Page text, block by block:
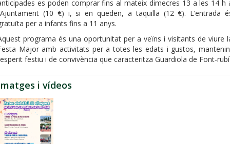
es poden comprar fins al mateix dimecres 13 a les 14 h
(10 €) i, si en queden, a taquilla (12 €). L’entrada
per a infants fins a 11 anys.
programa és una oportunitat per a veïns i visitants de viure
Major amb activitats per a totes les edats i gustos,
festiu i de convivència que caracteritza Guardiola de Font-
i vídeos